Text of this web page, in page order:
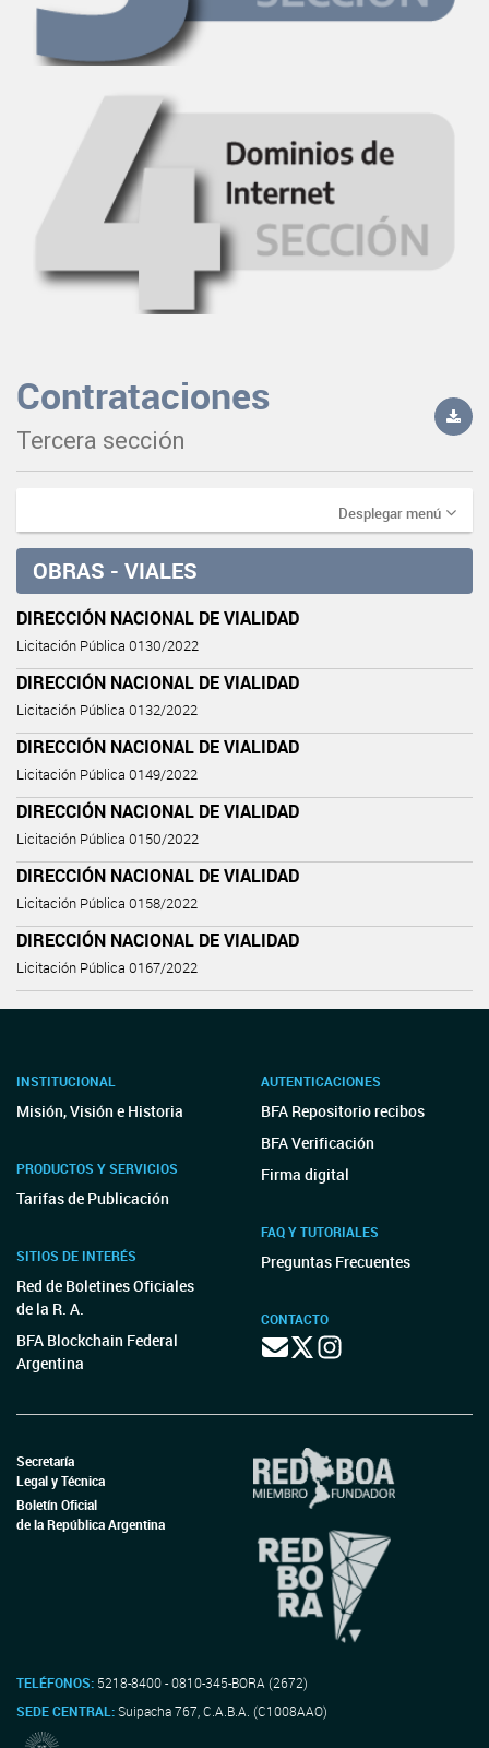
Contrataciones
Tercera sección
Desplegar menú
OBRAS - VIALES
DIRECCIÓN NACIONAL DE VIALIDAD
Licitación Pública 0130/2022
DIRECCIÓN NACIONAL DE VIALIDAD
Licitación Pública 0132/2022
DIRECCIÓN NACIONAL DE VIALIDAD
Licitación Pública 0149/2022
DIRECCIÓN NACIONAL DE VIALIDAD
Licitación Pública 0150/2022
DIRECCIÓN NACIONAL DE VIALIDAD
Licitación Pública 0158/2022
DIRECCIÓN NACIONAL DE VIALIDAD
Licitación Pública 0167/2022
INSTITUCIONAL
Misión, Visión e Historia
PRODUCTOS Y SERVICIOS
Tarifas de Publicación
SITIOS DE INTERÉS
Red de Boletines Oficiales
de la R. A.
BFA Blockchain Federal
Argentina
AUTENTICACIONES
BFA Repositorio recibos
BFA Verificación
Firma digital
FAQ Y TUTORIALES
Preguntas Frecuentes
CONTACTO
Secretaría
Legal y Técnica
Boletín Oficial
de la República Argentina
TELÉFONOS: 5218-8400 - 0810-345-BORA (2672)
SEDE CENTRAL:Suipacha 767, C.A.B.A. (C1008AAO)